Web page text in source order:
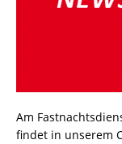
Am
findet in unserem